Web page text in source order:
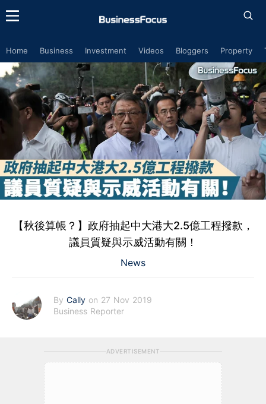
Home Business Investment Videos Bloggers Property
【秋後算帳？】政府抽起中大港大2.5億工程撥款，
議員質疑與示威活動有關！
News
By Cally on 27 Nov 2019
Business Reporter
ADVERTISEMENT